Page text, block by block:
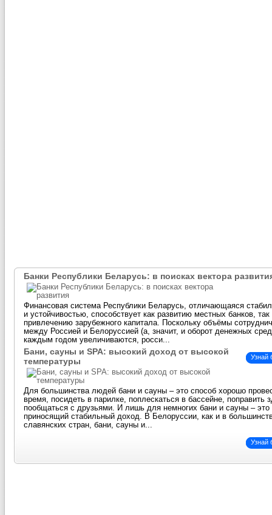
Банки Республики Беларусь: в поисках вектора
Финансовая система Республики Беларусь, отличающаяся
и устойчивостью, способствует как развитию местных банков, так
привлечению зарубежного капитала. Поскольку объёмы
между Россией и Белоруссией (а, значит, и оборот денежных
каждым годом увеличиваются, росси...
Узнай
Бани, сауны и SPA: высокий доход от высокой
температуры
Для большинства людей бани и сауны – это способ хорошо
время, посидеть в парилке, поплескаться в бассейне, поправить
пообщаться с друзьями. И лишь для немногих бани и сауны – это
приносящий стабильный доход. В Белоруссии, как и в
славянских стран, бани, сауны и...
Узнай